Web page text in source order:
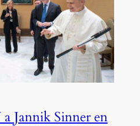
Jannik Sinner en